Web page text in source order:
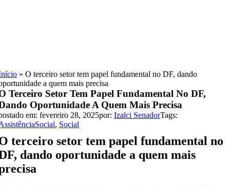
»O terceiro setor tem papel fundamental no DF, dando
a quem mais precisa
Terceiro Setor Tem Papel Fundamental No DF,
Oportunidade A Quem Mais Precisa
em: fevereiro 28, 2025por:Izalci SenadorTags:
, Social
terceiro setor tem papel fundamental no
dando oportunidade a quem mais